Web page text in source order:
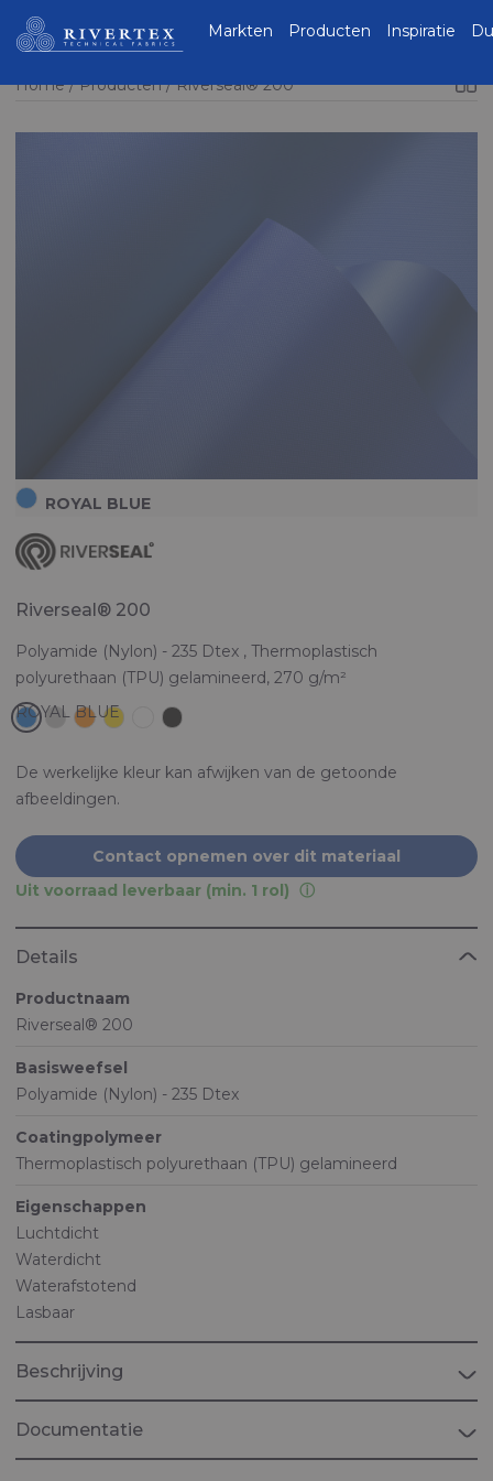
Home Producten Riverseal® 200
ROYAL BLUE
Riverseal® 200
Polyamide (Nylon) - 235 Dtex , Thermoplastisch
polyurethaan (TPU) gelamineerd, 270 g/m²
De werkelijke kleur kan afwijken van de getoonde
afbeeldingen.
Contact opnemen over dit materiaal
Uit voorraad leverbaar (min. 1 rol)
Details
Productnaam
Riverseal® 200
Basisweefsel
Polyamide (Nylon) - 235 Dtex
Coatingpolymeer
Thermoplastisch polyurethaan (TPU) gelamineerd
Eigenschappen
Luchtdicht
Waterdicht
Waterafstotend
Lasbaar
Beschrijving
Documentatie
Rivertex Technical
Fabrics Group
Markten Producten Inspiratie